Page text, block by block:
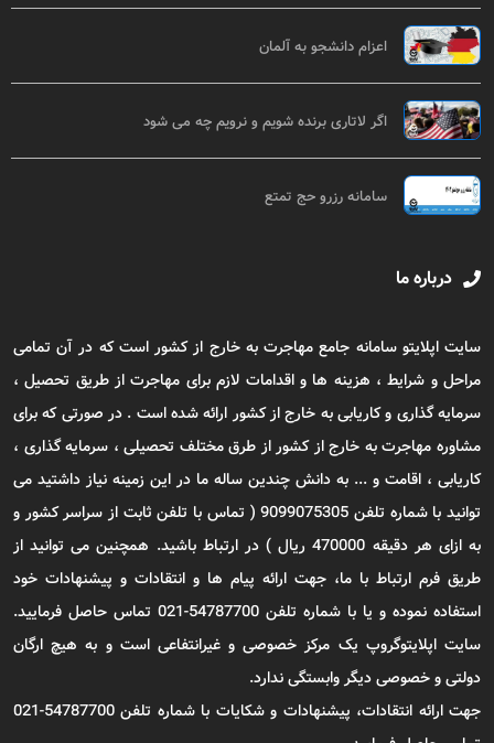
اعزام دانشجو به آلمان
اگر لاتاری برنده شویم و نرویم چه می شود
سامانه رزرو حج تمتع
درباره ما
سایت اپلایتو سامانه جامع مهاجرت به خارج از کشور است که در آن تمامی
مراحل و شرایط ، هزینه ها و اقدامات لازم برای مهاجرت از طریق تحصیل ،
سرمایه گذاری و کاریابی به خارج از کشور ارائه شده است . در صورتی که برای
مشاوره مهاجرت به خارج از کشور از طرق مختلف تحصیلی ، سرمایه گذاری ،
کاریابی ، اقامت و ... به دانش چندین ساله ما در این زمینه نیاز داشتید می
توانید با شماره تلفن 9099075305 ( تماس با تلفن ثابت از سراسر کشور و
به ازای هر دقیقه 470000 ریال ) در ارتباط باشید. همچنین می توانید از
طریق فرم ارتباط با ما، جهت ارائه پیام ها و انتقادات و پیشنهادات خود
استفاده نموده و یا با شماره تلفن 54787700-021 تماس حاصل فرمایید.
سایت اپلایتوگروپ یک مرکز خصوصی و غیرانتفاعی است و به هیچ ارگان
دولتی و خصوصی دیگر وابستگی ندارد.
جهت ارائه انتقادات، پیشنهادات و شکایات با شماره تلفن 54787700-021